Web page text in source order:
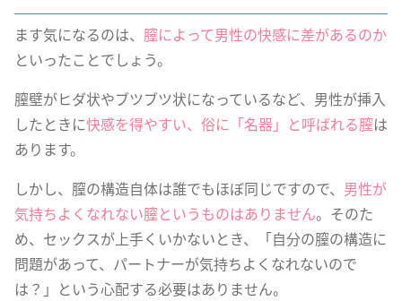
ます気になるのは、 膣によって男性の快感に差があるのか
といったことでしょう。
膣壁がヒダ状やブツブツ状になっているなど、男性が挿入
したときに快感を得やすい、俗に「名器」と呼ばれる膣は
あります。
しかし、膣の構造自体は誰でもほぼ同じですので、 男性が
気持ちよくなれない膣というものはありません。そのた
め、セックスが上手くいかないとき、「自分の膣の構造に
問題があって、パートナーが気持ちよくなれないので
は？」という心配する必要はありません。